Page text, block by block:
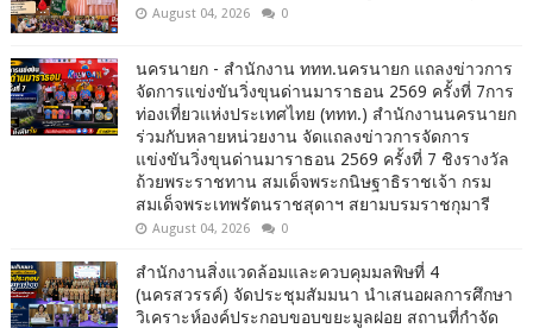
August 04, 2026 0
นครนายก - สำนักงาน ททท.นครนายก แถลงข่าวการ
จัดการแข่งขันวิ่งขุนด่านมาราธอน 2569 ครั้งที่ 7การ
ท่องเที่ยวแห่งประเทศไทย (ททท.) สำนักงานนครนายก
ร่วมกับหลายหน่วยงาน จัดแถลงข่าวการจัดการ
แข่งขันวิ่งขุนด่านมาราธอน 2569 ครั้งที่ 7 ชิงรางวัล
ถ้วยพระราชทาน สมเด็จพระกนิษฐาธิราชเจ้า กรม
สมเด็จพระเทพรัตนราชสุดาฯ สยามบรมราชกุมารี
August 04, 2026 0
สำนักงานสิ่งแวดล้อมและควบคุมมลพิษที่ 4
(นครสวรรค์) จัดประชุมสัมมนา นำเสนอผลการศึกษา
วิเคราะห์องค์ประกอบขอบขยะมูลฝอย สถานที่กำจัด